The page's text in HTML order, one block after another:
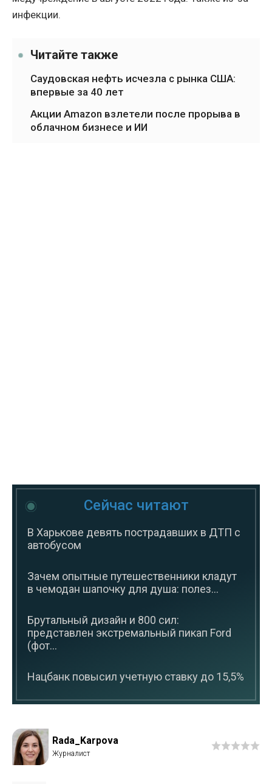
инфекции.
Читайте также
Саудовская нефть исчезла с рынка США:
впервые за 40 лет
Акции Amazon взлетели после прорыва в
облачном бизнесе и ИИ
Сейчас читают
В Харькове девять пострадавших в ДТП с
автобусом
Зачем опытные путешественники кладут
в чемодан шапочку для душа: полез...
Брутальный дизайн и 800 сил:
представлен экстремальный пикап Ford
(фот...
Нацбанк повысил учетную ставку до 15,5%
Rada_Karpova